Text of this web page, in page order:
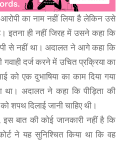
का नाम नहीं लिया है लेकिन उसे
इतना ही नहीं जिरह में उसने कहा कि
से नहीं था। अदालत ने आगे कहा कि
दर्ज करने में उचित प्रक्रिया का
को एक दुभाषिया का काम दिया गया
था। अदालत ने कहा कि पीड़िता की
शपथ दिलाई जानी चाहिए थी।
बात की कोई जानकारी नहीं है कि
ने यह सुनिश्चित किया था कि वह